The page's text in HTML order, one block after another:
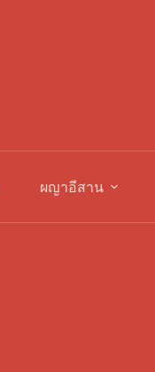
ผญาอีสาน